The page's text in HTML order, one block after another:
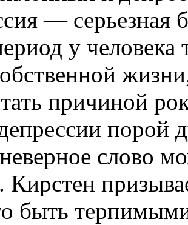
— серьезная
у человека
причиной
порой
слово
Кирстен
быть